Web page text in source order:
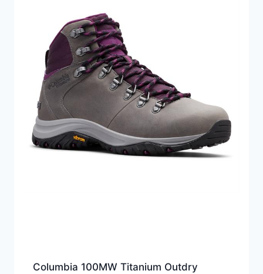
Columbia 100MW Titanium Outdry